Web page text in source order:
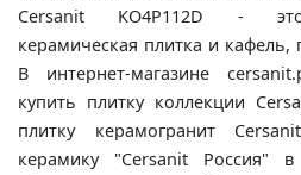
Cersanit KO4P112D - это
керамическая плитка и кафель,
В интернет-магазине
купить плитку коллекции
плитку керамогранит
керамику "Cersanit Россия"